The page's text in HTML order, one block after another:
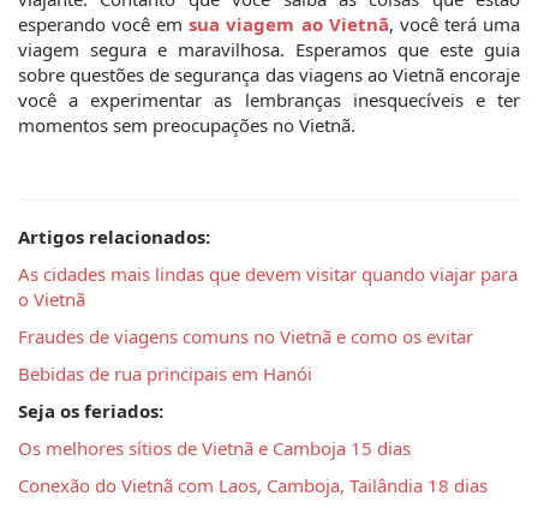
esperando você em sua viagem ao Vietnã, você terá uma
viagem segura e maravilhosa. Esperamos que este guia
sobre questões de segurança das viagens ao Vietnã encoraje
você a experimentar as lembranças inesquecíveis e ter
momentos sem preocupações no Vietnã.
Artigos relacionados:
As cidades mais lindas que devem visitar quando viajar para
o Vietnã
Fraudes de viagens comuns no Vietnã e como os evitar
Bebidas de rua principais em Hanói
Seja os feriados:
Os melhores sítios de Vietnã e Camboja 15 dias
Conexão do Vietnã com Laos, Camboja, Tailândia 18 dias